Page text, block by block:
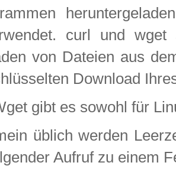
curl und wget
von Dateien aus
Download
gibt es sowohl für
üblich werden
Aufruf zu einem